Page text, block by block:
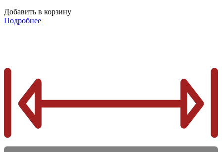
Добавить в корзину
Подробнее